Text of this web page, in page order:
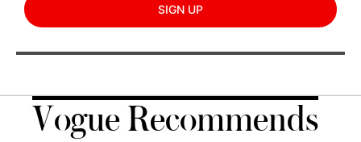
SIGN UP
Vogue Recommends